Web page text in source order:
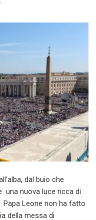
dal buio che
una nuova luce ricca di
Leone non ha fatto
della messa di